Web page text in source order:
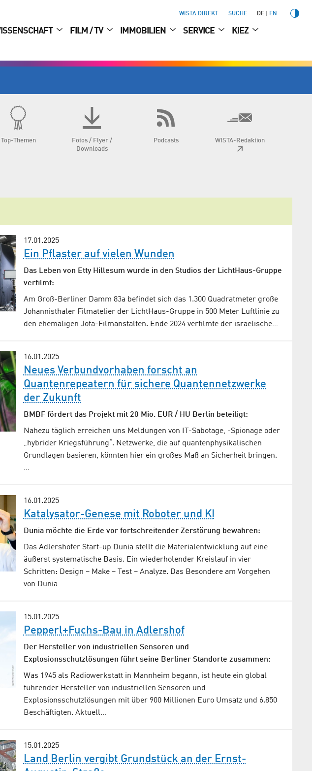
WISTA DIREKT SUCHE DE EN
FILM / TV IMMOBILIEN SERVICE KIEZ
Top-Themen
Fotos / Flyer /
Downloads
Podcasts WISTA-Redaktion
17.01.2025
Ein Pflaster auf vielen Wunden
Das Leben von Etty Hillesum wurde in den Studios der LichtHaus-Gruppe
verfilmt:
Am Groß-Berliner Damm 83a befindet sich das 1.300 Quadratmeter große
Johannisthaler Filmatelier der LichtHaus-Gruppe in 500 Meter Luftlinie zu
den ehemaligen Jofa-Filmanstalten. Ende 2024 verfilmte der israelische…
16.01.2025
Neues Verbundvorhaben forscht an
Quantenrepeatern für sichere Quantennetzwerke
der Zukunft
BMBF fördert das Projekt mit 20 Mio. EUR / HU Berlin beteiligt:
Nahezu täglich erreichen uns Meldungen von IT-Sabotage, -Spionage oder
„hybrider Kriegsführung“. Netzwerke, die auf quantenphysikalischen
Grundlagen basieren, könnten hier ein großes Maß an Sicherheit bringen.
…
16.01.2025
Katalysator-Genese mit Roboter und KI
Dunia möchte die Erde vor fortschreitender Zerstörung bewahren:
Das Adlershofer Start-up Dunia stellt die Materialentwicklung auf eine
äußerst systematische Basis. Ein wiederholender Kreislauf in vier
Schritten: Design – Make – Test – Analyze. Das Besondere am Vorgehen
von Dunia…
15.01.2025
Pepperl+Fuchs-Bau in Adlershof
Der Hersteller von industriellen Sensoren und
Explosionsschutzlösungen führt seine Berliner Standorte zusammen:
Was 1945 als Radiowerkstatt in Mannheim begann, ist heute ein global
führender Hersteller von industriellen Sensoren und
Explosionsschutzlösungen mit über 900 Millionen Euro Umsatz und 6.850
Beschäftigten. Aktuell…
15.01.2025
Land Berlin vergibt Grundstück an der Ernst-